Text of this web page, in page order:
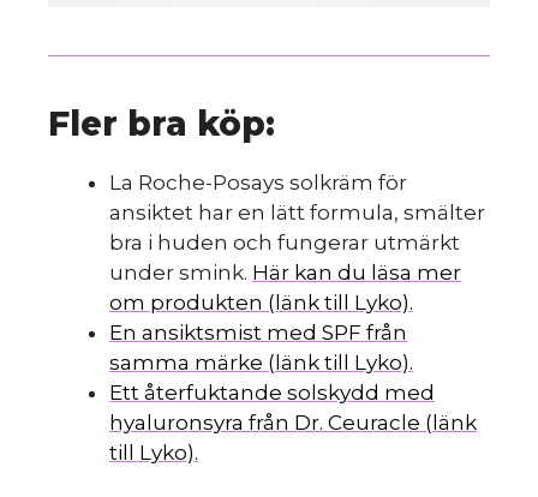
Fler bra köp:
La Roche-Posays solkräm för
ansiktet har en lätt formula, smälter
bra i huden och fungerar utmärkt
under smink. Här kan du läsa mer
om produkten (länk till Lyko).
En ansiktsmist med SPF från
samma märke (länk till Lyko).
Ett återfuktande solskydd med
hyaluronsyra från Dr. Ceuracle (länk
till Lyko).